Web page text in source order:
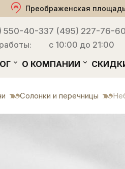
Преображенская
550-40-337 (495) 227-76-60
с 10:00 до 21:00
О КОМПАНИИ
Солонки и перечницы